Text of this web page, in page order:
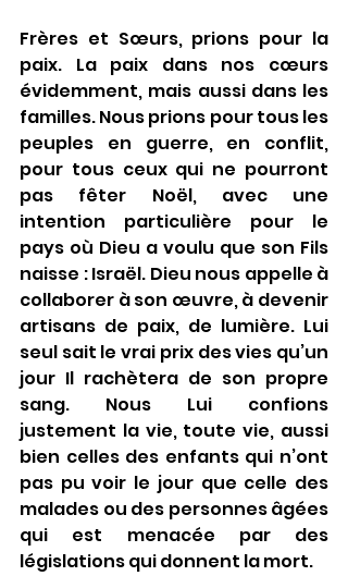
Frères et Sœurs, prions pour la
paix. La paix dans nos cœurs
évidemment, mais aussi dans les
familles. Nous prions pour tous les
peuples en guerre, en conflit,
pour tous ceux qui ne pourront
pas fêter Noël, avec une
intention particulière pour le
pays où Dieu a voulu que son Fils
naisse : Israël. Dieu nous appelle à
collaborer à son œuvre, à devenir
artisans de paix, de lumière. Lui
seul sait le vrai prix des vies qu’un
jour Il rachètera de son propre
sang. Nous Lui confions
justement la vie, toute vie, aussi
bien celles des enfants qui n’ont
pas pu voir le jour que celle des
malades ou des personnes âgées
qui est menacée par des
législations qui donnent la mort.